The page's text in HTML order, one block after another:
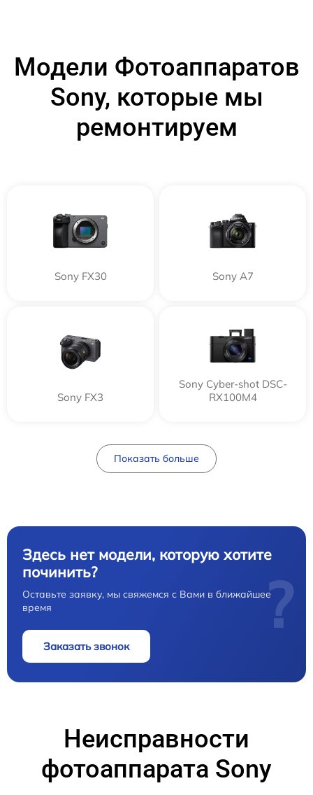
Модели Фотоаппаратов
Sony, которые мы
ремонтируем
Sony FX30 Sony A7
Sony FX3
Sony Cyber-shot DSC-
RX100M4
Показать больше
Здесь нет модели, которую хотите
починить?
Оставьте заявку, мы свяжемся с Вами в ближайшее
время
Заказать звонок
?
Неисправности
фотоаппарата Sony